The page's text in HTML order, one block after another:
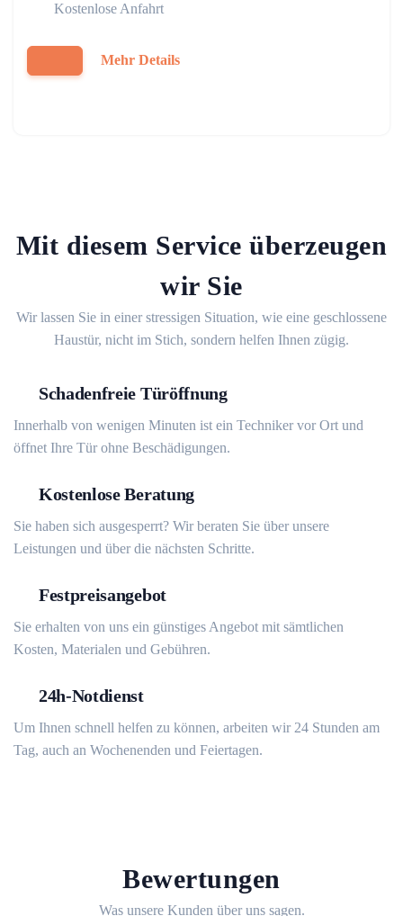
Kostenlose Anfahrt
Mehr Details
Mit diesem Service überzeugen
wir Sie
Wir lassen Sie in einer stressigen Situation, wie eine geschlossene
Haustür, nicht im Stich, sondern helfen Ihnen zügig.
Schadenfreie Türöffnung
Innerhalb von wenigen Minuten ist ein Techniker vor Ort und
öffnet Ihre Tür ohne Beschädigungen.
Kostenlose Beratung
Sie haben sich ausgesperrt? Wir beraten Sie über unsere
Leistungen und über die nächsten Schritte.
Festpreisangebot
Sie erhalten von uns ein günstiges Angebot mit sämtlichen
Kosten, Materialen und Gebühren.
24h-Notdienst
Um Ihnen schnell helfen zu können, arbeiten wir 24 Stunden am
Tag, auch an Wochenenden und Feiertagen.
Bewertungen
Was unsere Kunden über uns sagen.